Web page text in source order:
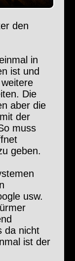
den
in
ist und
Die
aber die
der
muss
geben.
usw.
da nicht
ist der